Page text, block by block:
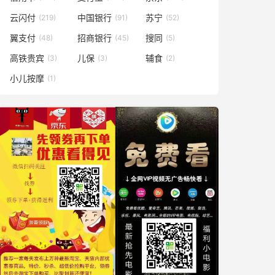
云闪付 (219) 中国银行 (91) 苏宁 (52)
翼支付 (48) 招商银行 (45) 搜同 (5)
高铁贵宾 (3) 儿保 (3) 辅食 (2)
小儿按摩 (1)